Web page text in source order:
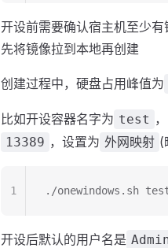
开设前需要确认宿主机至少
先将镜像拉到本地再创建
创建过程中，硬盘占用峰值为
比如开设容器名字为 test
13389 ，设置为 外网映射 (
./onewindows.sh
1
开设后默认的用户名是